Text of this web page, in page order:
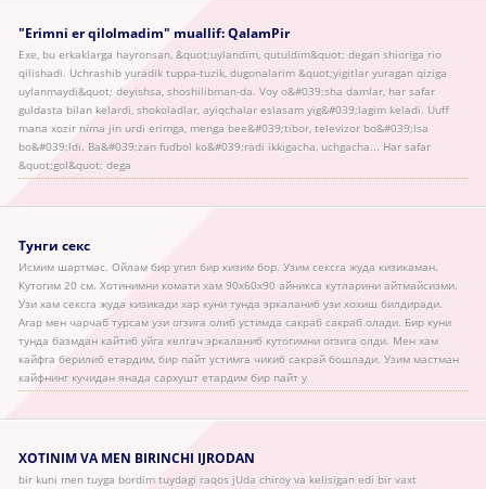
"Erimni er qilolmadim" muallif: QalamPir
Exe, bu erkaklarga hayronsan, &quot;uylandim, qutuldim&quot; degan shioriga rio
qilishadi. Uchrashib yuradik tuppa-tuzik, dugonalarim &quot;yigitlar yuragan qiziga
uylanmaydi&quot; deyishsa, shoshilibman-da. Voy o&#039;sha damlar, har safar
guldasta bilan kelardi, shokoladlar, ayiqchalar eslasam yig&#039;lagim keladi. Uuff
mana xozir nima jin urdi erimga, menga bee&#039;tibor, televizor bo&#039;lsa
bo&#039;ldi. Ba&#039;zan fudbol ko&#039;radi ikkigacha, uchgacha... Har safar
&quot;gol&quot; dega
Тунги секс
Исмим шартмас. Ойлам бир угил бир кизим бор. Узим сексга жуда кизикаман.
Кутогим 20 см. Хотинимни комати хам 90х60х90 айникса кутларини айтмайсизми.
Узи хам сексга жуда кизикади хар куни тунда эркаланиб узи хохиш билдиради.
Агар мен чарчаб турсам узи огзига олиб устимда сакраб сакраб олади. Бир куни
тунда базмдан кайтиб уйга келгач эркаланиб кутогимни огзига олди. Мен хам
кайфга берилиб етардим, бир пайт устимга чикиб сакрай бошлади. Узим мастман
кайфнинг кучидан янада сархушт етардим бир пайт у
XOTINIM VA MEN BIRINCHI IJRODAN
bir kuni men tuyga bordim tuydagi raqos jUda chiroy va kelisigan edi bir vaxt